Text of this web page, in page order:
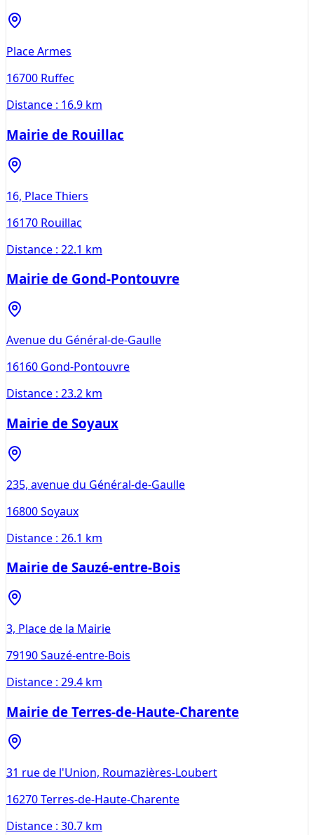
Place Armes
16700 Ruffec
Distance : 16.9 km
Mairie de Rouillac
16, Place Thiers
16170 Rouillac
Distance : 22.1 km
Mairie de Gond-Pontouvre
Avenue du Général-de-Gaulle
16160 Gond-Pontouvre
Distance : 23.2 km
Mairie de Soyaux
235, avenue du Général-de-Gaulle
16800Soyaux
Distance : 26.1 km
Mairie de Sauzé-entre-Bois
3, Place de la Mairie
79190Sauzé-entre-Bois
Distance : 29.4 km
Mairie de Terres-de-Haute-Charente
31 rue de l'Union, Roumazières-Loubert
16270Terres-de-Haute-Charente
Distance : 30.7 km